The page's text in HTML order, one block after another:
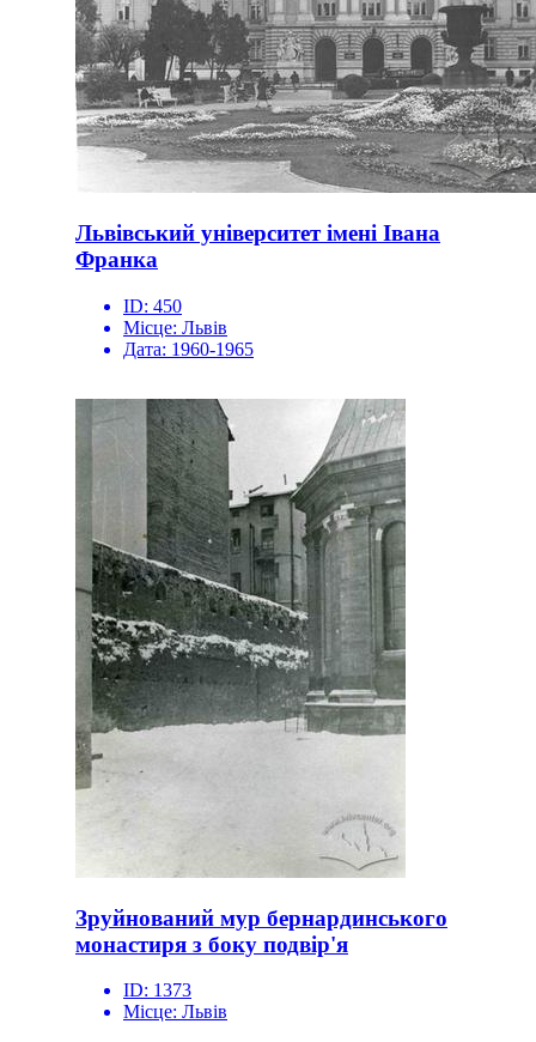
Львівський університет імені Івана
Франка
ID: 450
Місце: Львів
Дата: 1960-1965
Зруйнований мур бернардинського
монастиря з боку подвір'я
ID: 1373
Місце: Львів